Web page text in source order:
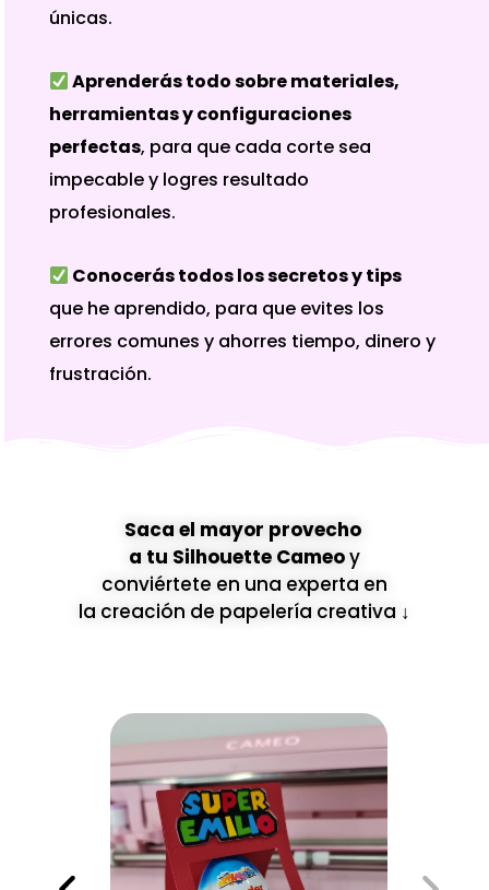
únicas.
Aprenderás todo sobre materiales,
herramientas y configuraciones
perfectas, para que cada corte sea
impecable y logres resultado
profesionales.
Conocerás todos los secretos y tips
que he aprendido, para que evites los
errores comunes y ahorres tiempo, dinero y
frustración.
Saca el mayor provecho
a tu Silhouette Cameoy
conviértete en una experta en
la creación de papelería creativa ↓